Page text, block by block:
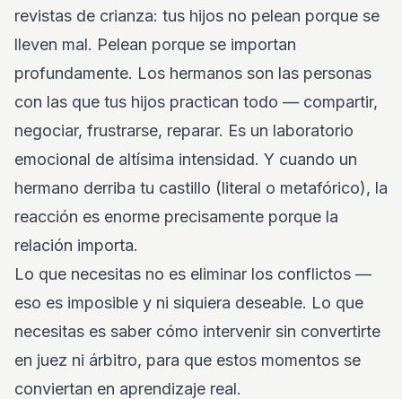
revistas de crianza: tus hijos no pelean porque se
lleven mal. Pelean porque se importan
profundamente. Los hermanos son las personas
con las que tus hijos practican todo — compartir,
negociar, frustrarse, reparar. Es un laboratorio
emocional de altísima intensidad. Y cuando un
hermano derriba tu castillo (literal o metafórico), la
reacción es enorme precisamente porque la
relación importa.
Lo que necesitas no es eliminar los conflictos —
eso es imposible y ni siquiera deseable. Lo que
necesitas es saber cómo intervenir sin convertirte
en juez ni árbitro, para que estos momentos se
conviertan en aprendizaje real.